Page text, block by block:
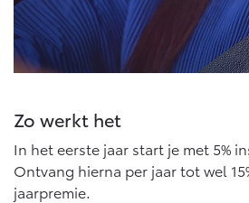
Land Cruiser (excl. BTW)
Zo werkt het
In het eerste jaar start je met 5%
Ontvang hierna per jaar tot wel
jaarpremie.